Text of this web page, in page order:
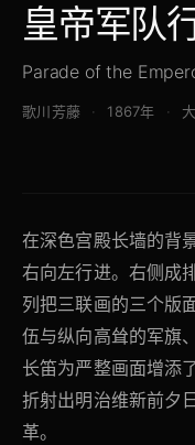
皇帝军队
Parade of the
歌川芳藤 1867年
在深色宫殿长墙的背
右向左行进。右侧成
列把三联画的三个版
伍与纵向高耸的军旗
长笛为严整画面增添
折射出明治维新前夕
革。